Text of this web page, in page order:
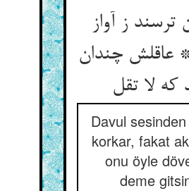
ترسند ز آواز
چندان
که لا تقل‏
Davul
korkar, fakat
onu öyle
deme